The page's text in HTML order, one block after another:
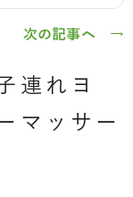
次の記事へ →
連れヨ
マッサー